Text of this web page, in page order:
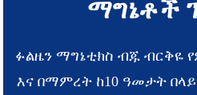
ማግኔቶች
ፉልዜን ማግኔቲክስ ብጁ ብርቅዬ
እና በማምረት ከ10 ዓመታት